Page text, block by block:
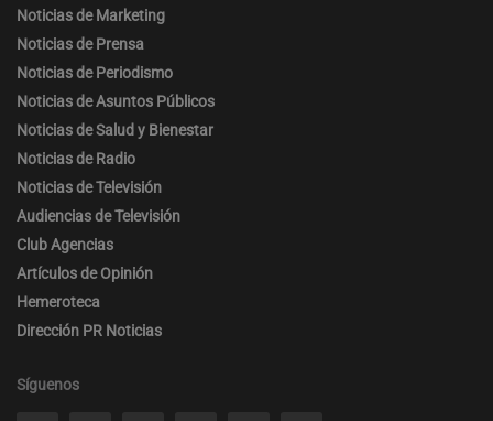
Noticias de Marketing
Noticias de Prensa
Noticias de Periodismo
Noticias de Asuntos Públicos
Noticias de Salud y Bienestar
Noticias de Radio
Noticias de Televisión
Audiencias de Televisión
Club Agencias
Artículos de Opinión
Hemeroteca
Dirección PR Noticias
Síguenos